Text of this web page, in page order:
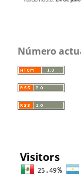
Número